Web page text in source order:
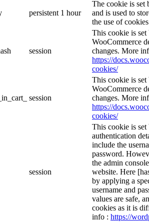
persistent 1 hour
The cookie is set
and is used to
the use of
session
This cookie is set
WooCommerce
changes. More
https://
cookies/
session
This cookie is set
WooCommerce
changes. More
https://
cookies/
session
This cookie is set
authentication
include the
password.
the admin
website. Here
by applying a
username and
values are safe,
cookies as it is
info : https://